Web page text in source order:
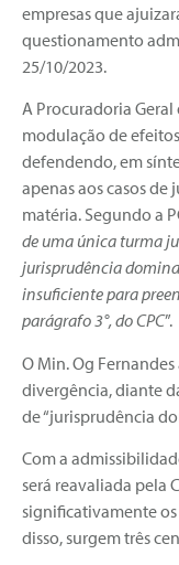
empresas que
questionamento
25/10/2023.
A Procuradoria
modulação de
defendendo, em
apenas aos casos
matéria. Segundo a
de uma única turma
jurisprudência
insuficiente para
parágrafo 3°, do CPC”.
O Min. Og
divergência, diante
de “jurisprudência
Com a
será reavaliada pela
significativamente
disso, surgem três